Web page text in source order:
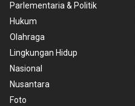
Parlementaria & Politik
Hukum
Olahraga
Lingkungan Hidup
Nasional
Nusantara
Foto